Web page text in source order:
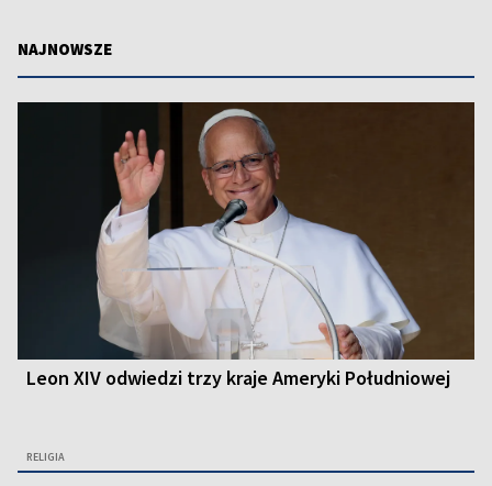
NAJNOWSZE
Leon XIV odwiedzi trzy kraje Ameryki Południowej
RELIGIA